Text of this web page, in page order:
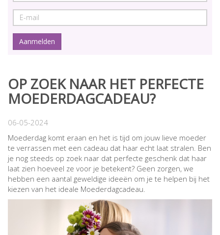
OP ZOEK NAAR HET PERFECTE
MOEDERDAGCADEAU?
06-05-2024
Moederdag komt eraan en het is tijd om jouw lieve moeder
te verrassen met een cadeau dat haar echt laat stralen. Ben
je nog steeds op zoek naar dat perfecte geschenk dat haar
laat zien hoeveel ze voor je betekent? Geen zorgen, we
hebben een aantal geweldige ideeën om je te helpen bij het
kiezen van het ideale Moederdagcadeau.